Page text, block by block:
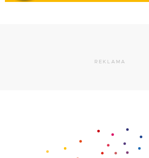
REKLAMA